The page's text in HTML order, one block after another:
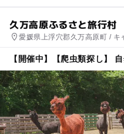
久万高原ふるさと旅行村
愛媛県上浮穴郡久万高原町 / キ
【開催中】【爬虫類探し】